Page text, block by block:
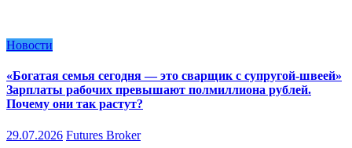
Новости
«Богатая семья сегодня — это сварщик с супругой-швеей»
Зарплаты рабочих превышают полмиллиона рублей.
Почему они так растут?
29.07.2026 Futures Broker